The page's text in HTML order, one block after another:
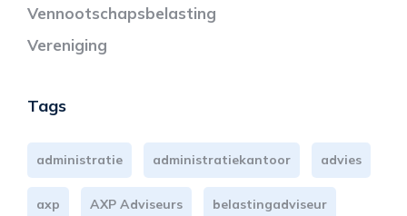
Vennootschapsbelasting
Vereniging
Tags
administratie administratiekantoor advies
axp AXP Adviseurs belastingadviseur